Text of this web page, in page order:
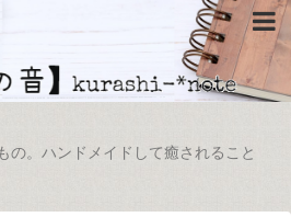
の。ハンドメイドして癒されること